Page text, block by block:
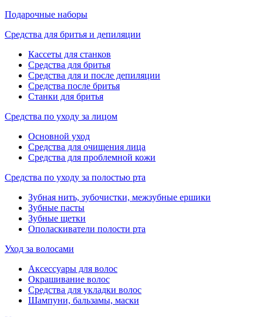
Подарочные наборы
Средства для бритья и депиляции
Кассеты для станков
Средства для бритья
Средства для и после депиляции
Средства после бритья
Станки для бритья
Средства по уходу за лицом
Основной уход
Средства для очищения лица
Средства для проблемной кожи
Средства по уходу за полостью рта
Зубная нить, зубочистки, межзубные ершики
Зубные пасты
Зубные щетки
Ополаскиватели полости рта
Уход за волосами
Аксессуары для волос
Окрашивание волос
Средства для укладки волос
Шампуни, бальзамы, маски